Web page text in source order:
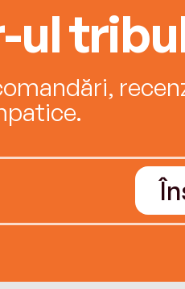
ul